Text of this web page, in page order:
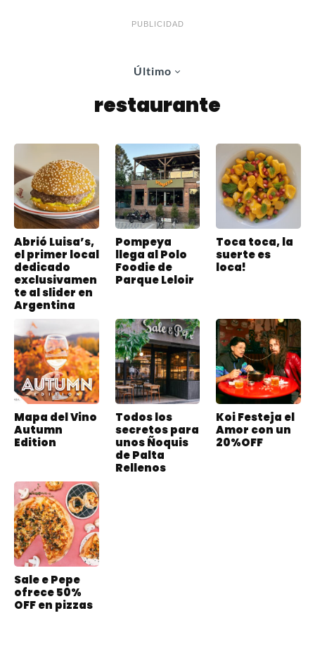
PUBLICIDAD
Último
restaurante
Abrió Luisa’s,
el primer local
dedicado
exclusivamen
te al slider en
Argentina
Pompeya
llega al Polo
Foodie de
Parque Leloir
Toca toca, la
suerte es
loca!
Mapa del Vino
Autumn
Edition
Todos los
secretos para
unos Ñoquis
de Palta
Rellenos
Koi Festeja el
Amor con un
20%OFF
Sale e Pepe
ofrece 50%
OFF en pizzas